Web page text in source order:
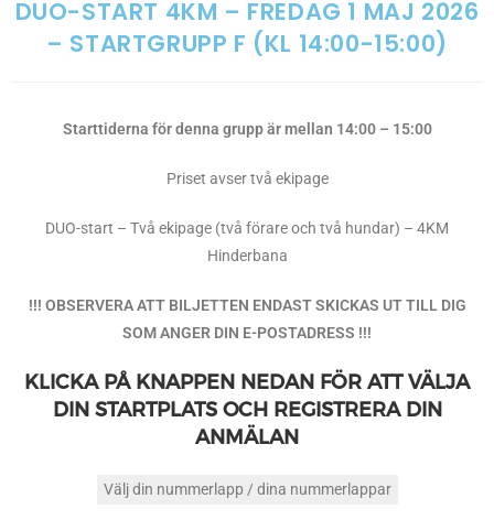
DUO-START 4KM – FREDAG 1 MAJ 2026
– STARTGRUPP F (KL 14:00-15:00)
Starttiderna för denna grupp är mellan 14:00 – 15:00
Priset avser två ekipage
DUO-start – Två ekipage (två förare och två hundar) – 4KM
Hinderbana
!!! OBSERVERA ATT BILJETTEN ENDAST SKICKAS UT TILL DIG
SOM ANGER DIN E-POSTADRESS !!!
KLICKA PÅ KNAPPEN NEDAN FÖR ATT VÄLJA
DIN STARTPLATS OCH REGISTRERA DIN
ANMÄLAN
Välj din nummerlapp / dina nummerlappar